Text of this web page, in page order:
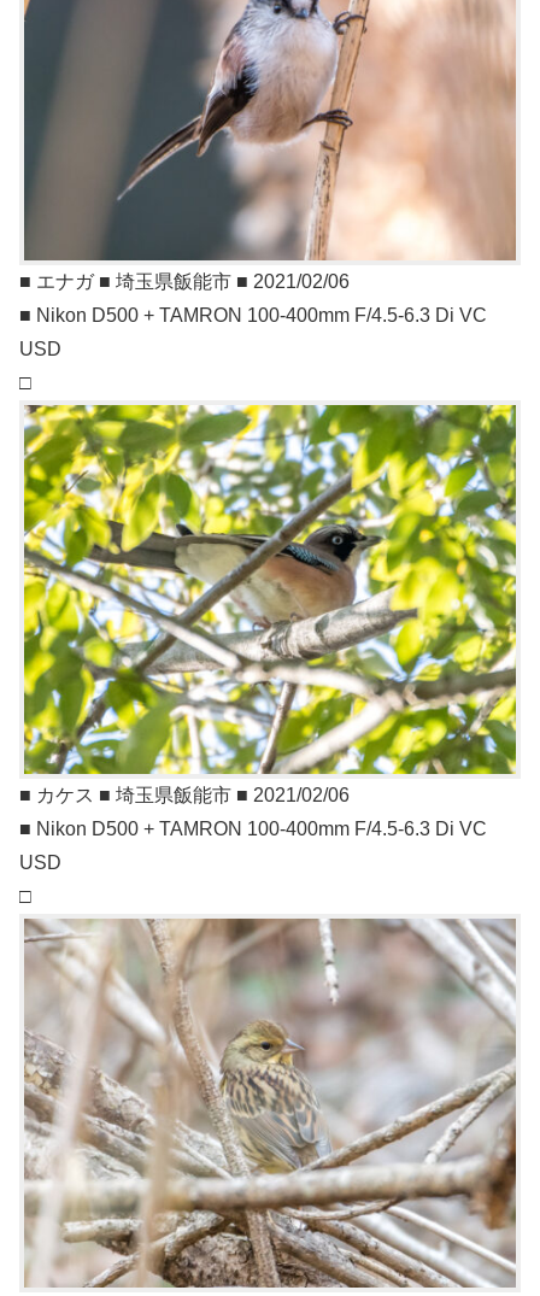
■ エナガ ■ 埼玉県飯能市 ■ 2021/02/06
■ Nikon D500 + TAMRON 100-400mm F/4.5-6.3 Di VC
USD
□
■ カケス ■ 埼玉県飯能市 ■ 2021/02/06
■ Nikon D500 + TAMRON 100-400mm F/4.5-6.3 Di VC
USD
□